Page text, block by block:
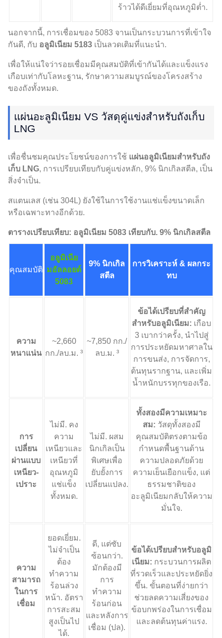
ร้าวได้ดีเยี่ยมที่อุณหภูมิต่ำ.
นอกจากนี้, การเชื่อมของ 5083 จานเป็นกระบวนการที่เข้าใจ
กันดี, กับ อลูมิเนียม 5183 เป็นลวดเติมที่แนะนำ.
เพื่อให้แน่ใจว่ารอยเชื่อมมีคุณสมบัติที่เข้ากันได้และแข็งแรง
เกือบเท่ากับโลหะฐาน, รักษาความสมบูรณ์ของโครงสร้าง
ของถังทั้งหมด.
แผ่นอะลูมิเนียม VS วัสดุคู่แข่งสำหรับถังเก็บ
LNG
เพื่อชื่นชมคุณประโยชน์ของการใช้ แผ่นอลูมิเนียมสำหรับถัง
เก็บ LNG, การเปรียบเทียบกับคู่แข่งหลัก, 9% นิกเกิลสตีล, เป็น
สิ่งจำเป็น.
สแตนเลส (เช่น 304L) ยังใช้ในการใช้งานแช่แข็งขนาดเล็ก
หรือเฉพาะทางอีกด้วย.
ตารางเปรียบเทียบ: อลูมิเนียม 5083 เทียบกับ. 9% นิกเกิลสตีล
คุณสมบัติ
อลูมิเนีย
มอัลลอยด์
5083
9% นิกเกิล
สตีล
การวิเคราะห์ & ผลกระ
ทบ
ความ
หนาแน่น
~2,660
กก./ลบ.ม. ³
~7,850 กก./
ลบ.ม. ³
ข้อได้เปรียบที่สำคัญ
สำหรับอลูมิเนียม: เกือบ
3 เบากว่าครั้ง, นำไปสู่
การประหยัดมหาศาลใน
การขนส่ง, การจัดการ,
ต้นทุนรากฐาน, และเพิ่ม
น้ำหนักบรรทุกของเรือ.
การ
เปลี่ยน
ผ่านแบบ
เหนียว-
เปราะ
ไม่มี. คง
ความ
เหนียวและ
เหนียวที่
อุณหภูมิ
แช่แข็ง
ทั้งหมด.
ไม่มี. ผสม
นิกเกิลเป็น
พิเศษเพื่อ
ยับยั้งการ
เปลี่ยนแปลง.
ทั้งสองมีความเหมาะ
สม: วัสดุทั้งสองมี
คุณสมบัติตรงตามข้อ
กำหนดพื้นฐานด้าน
ความปลอดภัยด้วย
ความเย็นเยือกแข็ง, แต่
ธรรมชาติของ
อะลูมิเนียมกลับให้ความ
มั่นใจ.
ความ
สามารถ
ในการ
เชื่อม
ยอดเยี่ยม.
ไม่จำเป็น
ต้อง
ทำความ
ร้อนล่วง
หน้า. อัตรา
การสะสม
สูงเป็นไป
ได้.
ดี, แต่ซับ
ซ้อนกว่า.
มักต้องมี
การ
ทำความ
ร้อนก่อน
และหลังการ
เชื่อม (ปล).
ข้อได้เปรียบสำหรับอลูมิ
เนียม: กระบวนการผลิต
ที่รวดเร็วและประหยัดยิ่ง
ขึ้น. ขั้นตอนที่ง่ายกว่า
ช่วยลดความเสี่ยงของ
ข้อบกพร่องในการเชื่อม
และลดต้นทุนค่าแรง.